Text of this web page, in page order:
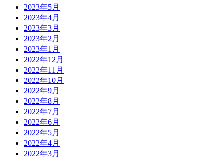
2023年5月
2023年4月
2023年3月
2023年2月
2023年1月
2022年12月
2022年11月
2022年10月
2022年9月
2022年8月
2022年7月
2022年6月
2022年5月
2022年4月
2022年3月